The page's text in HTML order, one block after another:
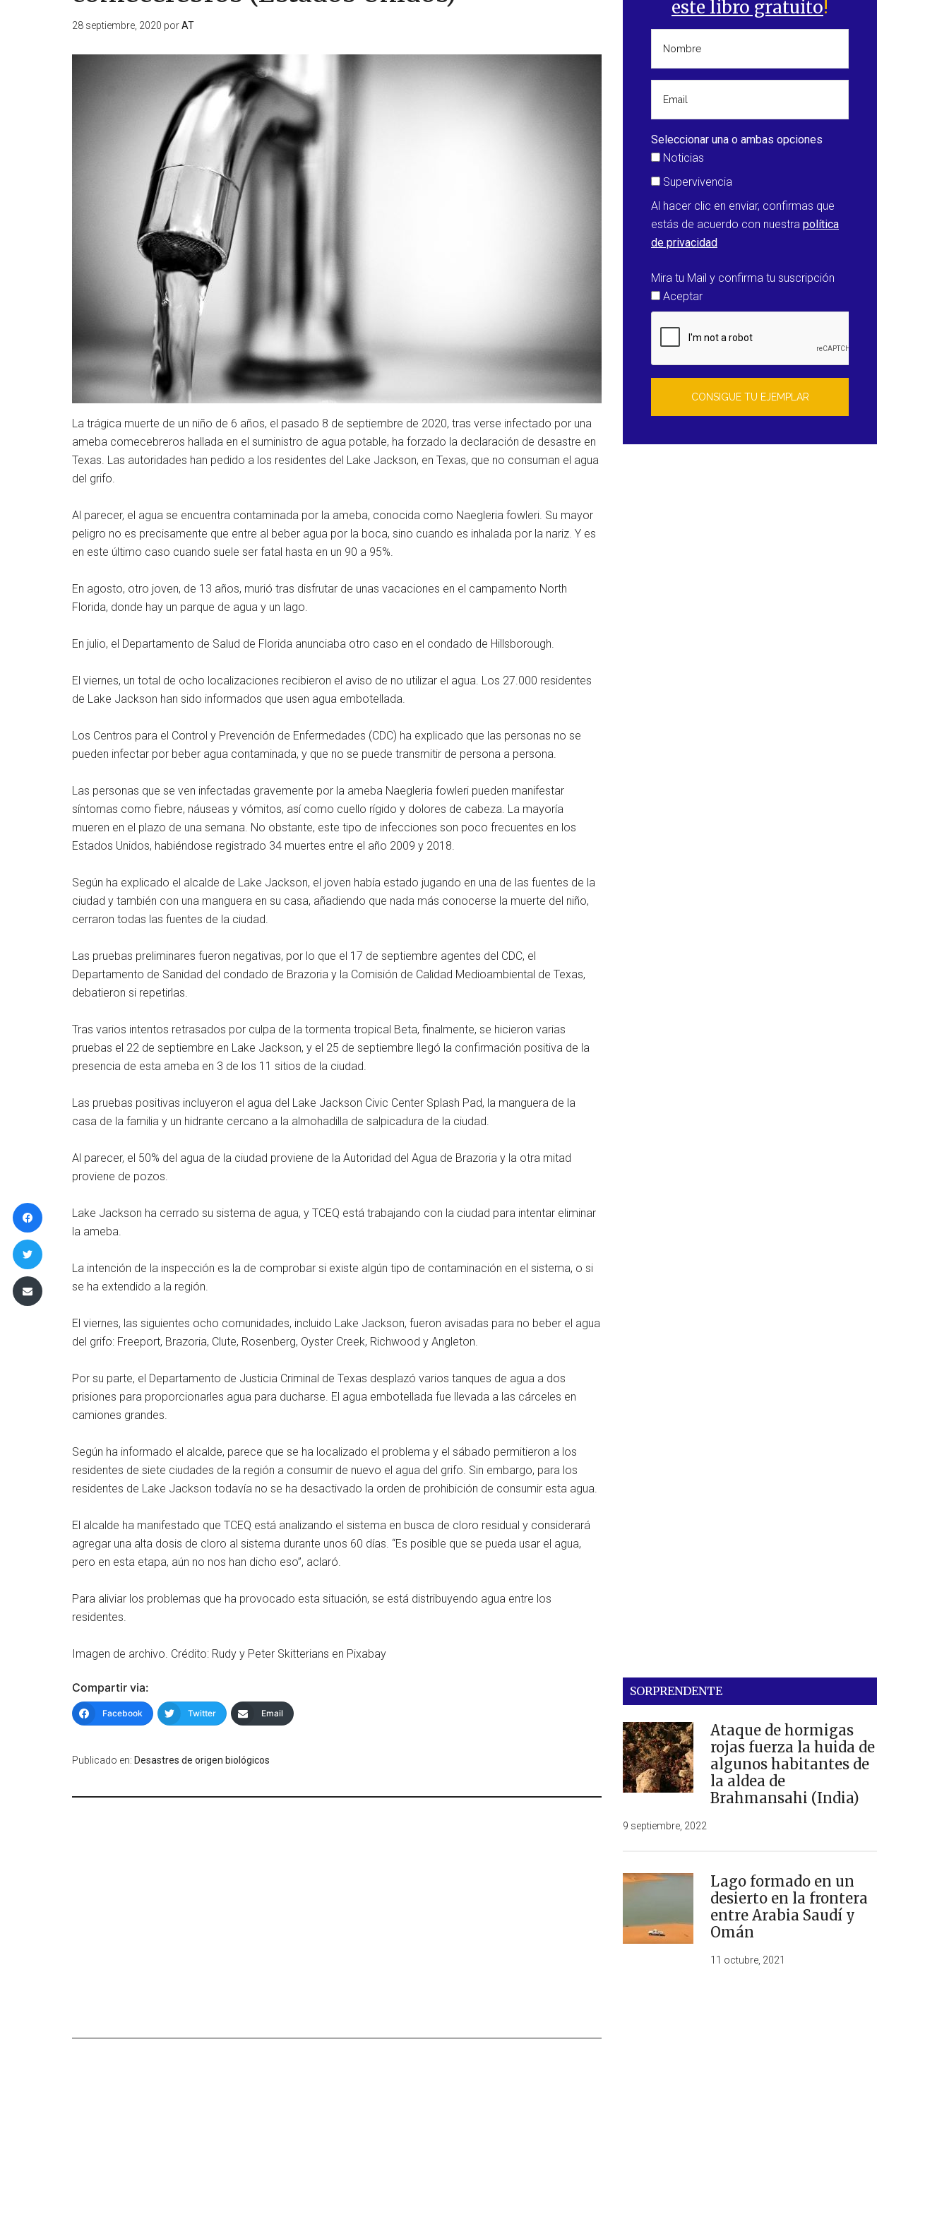
28 septiembre, 2020 porAT
La trágica muerte de un niño de 6 años, el pasado 8 de septiembre de 2020, tras verse infectado por una
ameba comecebreros hallada en el suministro de agua potable, ha forzado la declaración de desastre en
Texas. Las autoridades han pedido a los residentes del Lake Jackson, en Texas, que no consuman el agua
del grifo.
Al parecer, el agua se encuentra contaminada por la ameba, conocida como Naegleria fowleri. Su mayor
peligro no es precisamente que entre al beber agua por la boca, sino cuando es inhalada por la nariz. Y es
en este último caso cuando suele ser fatal hasta en un 90 a 95%.
En agosto, otro joven, de 13 años, murió tras disfrutar de unas vacaciones en el campamento North
Florida, donde hay un parque de agua y un lago.
En julio, el Departamento de Salud de Florida anunciaba otro caso en el condado de Hillsborough.
El viernes, un total de ocho localizaciones recibieron el aviso de no utilizar el agua. Los 27.000 residentes
de Lake Jackson han sido informados que usen agua embotellada.
Los Centros para el Control y Prevención de Enfermedades (CDC) ha explicado que las personas no se
pueden infectar por beber agua contaminada, y que no se puede transmitir de persona a persona.
Las personas que se ven infectadas gravemente por la ameba Naegleria fowleri pueden manifestar
síntomas como fiebre, náuseas y vómitos, así como cuello rígido y dolores de cabeza. La mayoría
mueren en el plazo de una semana. No obstante, este tipo de infecciones son poco frecuentes en los
Estados Unidos, habiéndose registrado 34 muertes entre el año 2009 y 2018.
Según ha explicado el alcalde de Lake Jackson, el joven había estado jugando en una de las fuentes de la
ciudad y también con una manguera en su casa, añadiendo que nada más conocerse la muerte del niño,
cerraron todas las fuentes de la ciudad.
Las pruebas preliminares fueron negativas, por lo que el 17 de septiembre agentes del CDC, el
Departamento de Sanidad del condado de Brazoria y la Comisión de Calidad Medioambiental de Texas,
debatieron si repetirlas.
Tras varios intentos retrasados por culpa de la tormenta tropical Beta, finalmente, se hicieron varias
pruebas el 22 de septiembre en Lake Jackson, y el 25 de septiembre llegó la confirmación positiva de la
presencia de esta ameba en 3 de los 11 sitios de la ciudad.
Las pruebas positivas incluyeron el agua del Lake Jackson Civic Center Splash Pad, la manguera de la
casa de la familia y un hidrante cercano a la almohadilla de salpicadura de la ciudad.
Al parecer, el 50% del agua de la ciudad proviene de la Autoridad del Agua de Brazoria y la otra mitad
proviene de pozos.
Lake Jackson ha cerrado su sistema de agua, y TCEQ está trabajando con la ciudad para intentar eliminar
la ameba.
La intención de la inspección es la de comprobar si existe algún tipo de contaminación en el sistema, o si
se ha extendido a la región.
El viernes, las siguientes ocho comunidades, incluido Lake Jackson, fueron avisadas para no beber el agua
del grifo: Freeport, Brazoria, Clute, Rosenberg, Oyster Creek, Richwood y Angleton.
Por su parte, el Departamento de Justicia Criminal de Texas desplazó varios tanques de agua a dos
prisiones para proporcionarles agua para ducharse. El agua embotellada fue llevada a las cárceles en
camiones grandes.
Según ha informado el alcalde, parece que se ha localizado el problema y el sábado permitieron a los
residentes de siete ciudades de la región a consumir de nuevo el agua del grifo. Sin embargo, para los
residentes de Lake Jackson todavía no se ha desactivado la orden de prohibición de consumir esta agua.
El alcalde ha manifestado que TCEQ está analizando el sistema en busca de cloro residual y considerará
agregar una alta dosis de cloro al sistema durante unos 60 días. “Es posible que se pueda usar el agua,
pero en esta etapa, aún no nos han dicho eso”, aclaró.
Para aliviar los problemas que ha provocado esta situación, se está distribuyendo agua entre los
residentes.
Imagen de archivo. Crédito: Rudy y Peter Skitterians en Pixabay
Compartir via:
Facebook Twitter Email
Publicado en: Desastres de origen biológicos
este libro gratuito!
Seleccionar una o ambas opciones
Noticias
Supervivencia
Al hacer clic en enviar, confirmas que
estás de acuerdo con nuestra política
de privacidad
Mira tu Mail y confirma tu suscripción
Aceptar
SORPRENDENTE
Ataque de hormigas
rojas fuerza la huida de
algunos habitantes de
la aldea de
Brahmansahi (India)
9 septiembre, 2022
Lago formado en un
desierto en la frontera
entre Arabia Saudí y
Omán
11 octubre, 2021